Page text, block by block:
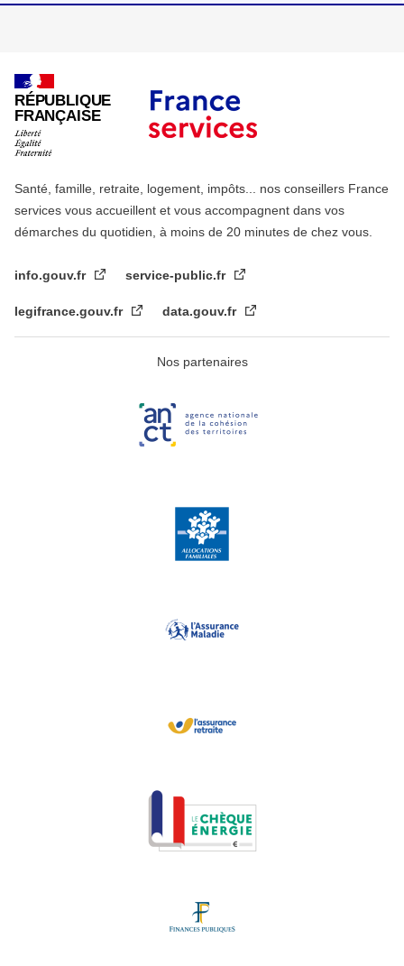
RÉPUBLIQUE
FRANÇAISE
Santé, famille, retraite, logement, impôts... nos conseillers France
services vous accueillent et vous accompagnent dans vos
démarches du quotidien, à moins de 20 minutes de chez vous.
info.gouv.fr service-public.fr
legifrance.gouv.fr data.gouv.fr
Nos partenaires